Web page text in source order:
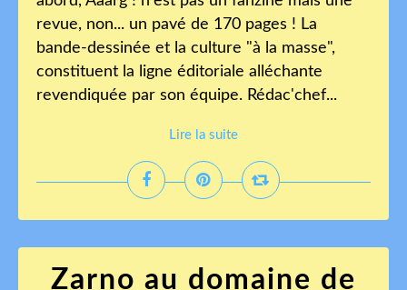
revue, non... un pavé de 170 pages ! La
bande-dessinée et la culture "à la masse",
constituent la ligne éditoriale alléchante
revendiquée par son équipe. Rédac'chef...
Lire la suite
Zarno au domaine de